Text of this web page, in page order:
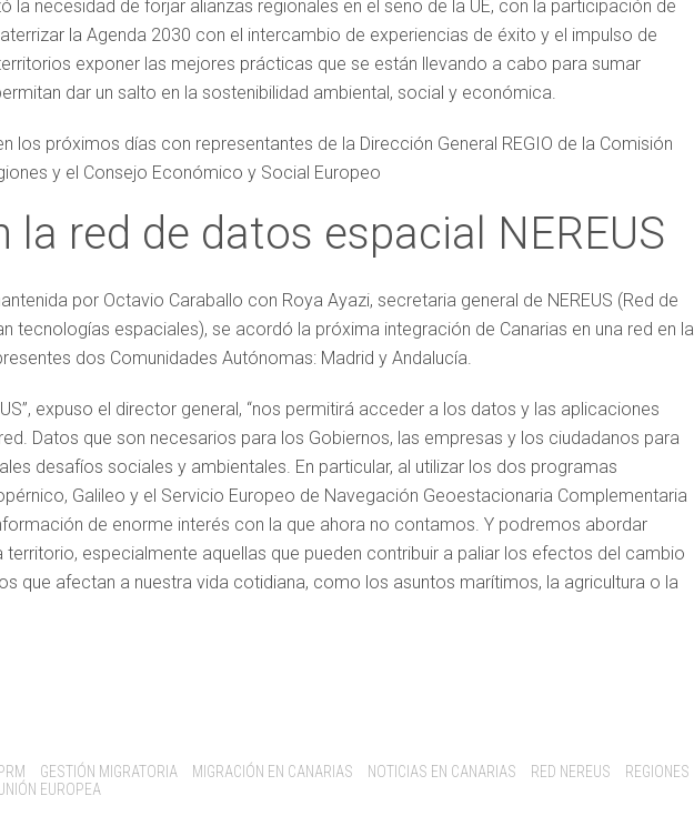
la necesidad de forjar alianzas regionales en el seno de la UE, con la participación de
la Agenda 2030 con el intercambio de experiencias de éxito y el impulso de
exponer las mejores prácticas que se están llevando a cabo para sumar
dar un salto en la sostenibilidad ambiental, social y económica.
los próximos días con representantes de la Dirección General REGIO de la Comisión
y el Consejo Económico y Social Europeo
la red de datos espacial NEREUS
por Octavio Caraballo con Roya Ayazi, secretaria general de NEREUS (Red de
tecnologías espaciales), se acordó la próxima integración de Canarias en una red en la
dos Comunidades Autónomas: Madrid y Andalucía.
expuso el director general, “nos permitirá acceder a los datos y las aplicaciones
Datos que son necesarios para los Gobiernos, las empresas y los ciudadanos para
desafíos sociales y ambientales. En particular, al utilizar los dos programas
Galileo y el Servicio Europeo de Navegación Geoestacionaria Complementaria
de enorme interés con la que ahora no contamos. Y podremos abordar
especialmente aquellas que pueden contribuir a paliar los efectos del cambio
que afectan a nuestra vida cotidiana, como los asuntos marítimos, la agricultura o la
GESTIÓN MIGRATORIA MIGRACIÓN EN CANARIAS NOTICIAS EN CANARIAS RED NEREUS
REGIONES
EUROPEA